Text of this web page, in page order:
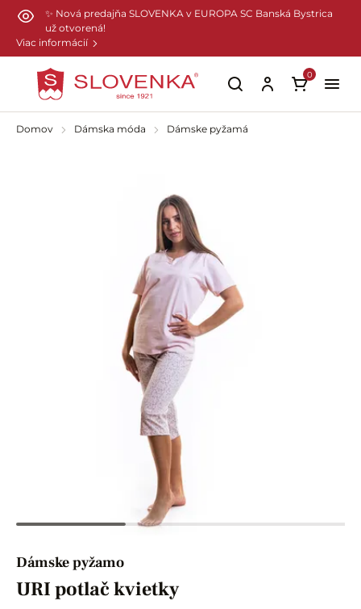
Preskočiť na hlavný obsah
✨ Nová predajňa SLOVENKA v EUROPA SC Banská Bystrica
už otvorená!
Viac informácií
0
Domov Dámska móda Dámske pyžamá
Dámske pyžamo
URI potlač kvietky